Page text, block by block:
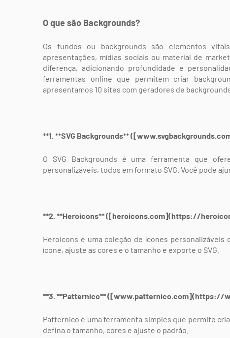
O que são Backgrounds?
Os fundos ou backgrounds são elementos
apresentações, mídias sociais ou material de
diferença, adicionando profundidade e
ferramentas online que permitem criar
apresentamos 10 sites com geradores de
**1. **SVG Backgrounds**
O SVG Backgrounds é uma ferramenta que
personalizáveis, todos em formato SVG. Você pode
**2. **Heroicons** ([heroicons.com](https://
Heroicons é uma coleção de ícones
ícone, ajuste as cores e o tamanho e exporte o SVG.
**3. **Patternico** ([www.patternico.com](https://
Patternico é uma ferramenta simples que permite
defina o tamanho, cores e ajuste o padrão.